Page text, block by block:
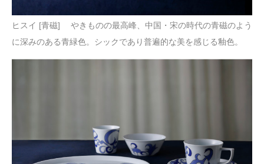
ヒスイ [青磁] やきものの最高峰、中国・宋の時代の青磁のよう
に深みのある青緑色。シックであり普遍的な美を感じる釉色。